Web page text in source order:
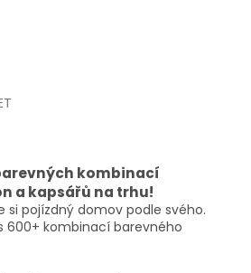
kombinací
a kapsářů na trhu!
si pojízdný domov podle svého.
600+ kombinací barevného